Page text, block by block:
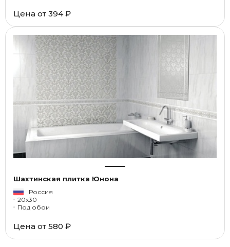
Цена от 394 ₽
Шахтинская плитка Юнона
Россия
20x30
Под обои
Цена от 580 ₽